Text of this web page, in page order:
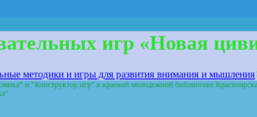
игр «Новая
методики и игры для развития внимания и мышления